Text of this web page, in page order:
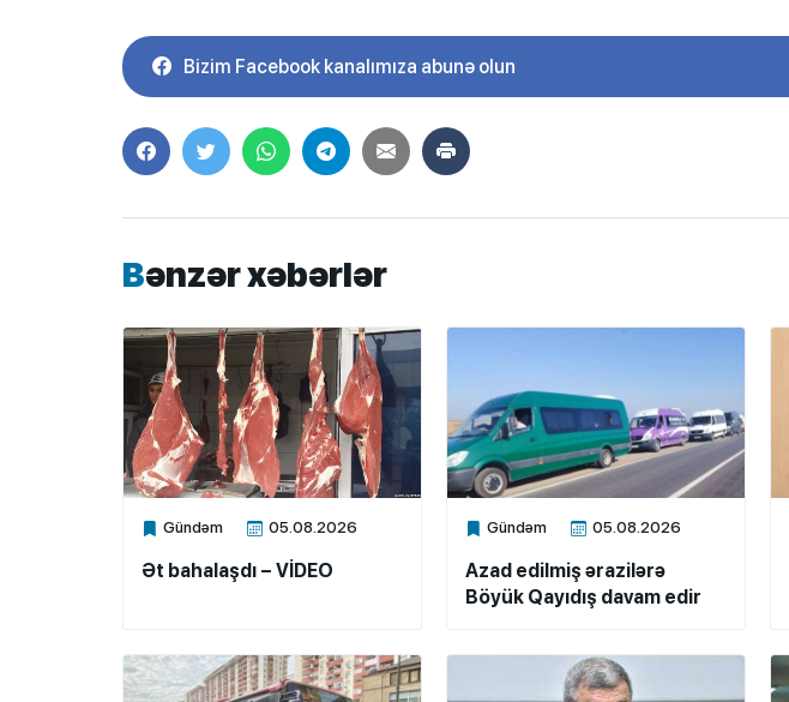
Bizim Facebook kanalımıza abunə olun
Bənzər xəbərlər
Gündəm 05.08.2026
Xalq.Online
Ət bahalaşdı – VİDEO
Gündəm 05.08.2026
Xalq.Online
Azad edilmiş ərazilərə
Böyük Qayıdış davam edir